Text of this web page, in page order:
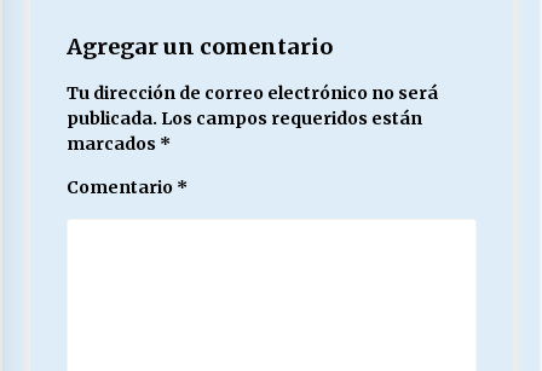
Agregar un comentario
Tu dirección de correo electrónico no será
publicada. Los campos requeridos están
marcados *
Comentario *